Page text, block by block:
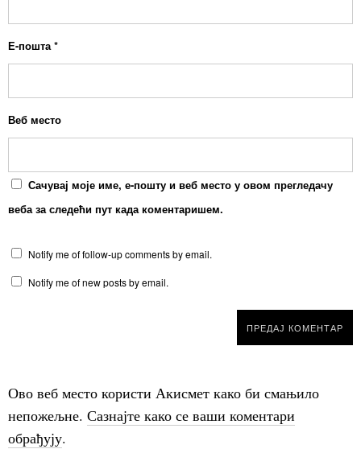
Е-пошта*
Веб место
Сачувај моје име, е-пошту и веб место у овом прегледачу
веба за следећи пут када коментаришем.
Notify me of follow-up comments by email.
Notify me of new posts by email.
Ово веб место користи Акисмет како би смањило
непожељне. Сазнајте како се ваши коментари
обрађују.